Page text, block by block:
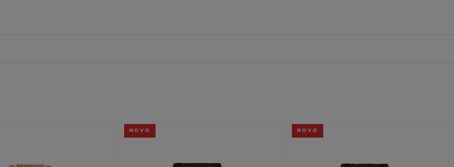
NOVO NOVO
E
ENTREGA E DEVOLUÇÕES
PAGAMENTO SEGURO
EMBALAGEM DE